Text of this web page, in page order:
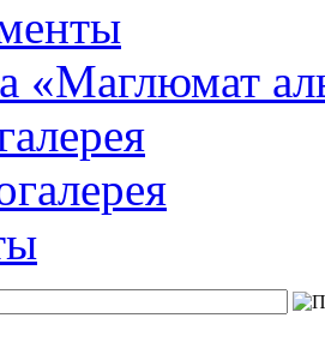
«Маглюмат